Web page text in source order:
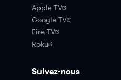
Apple TV
Google TV
Fire TV
Roku
Suivez-nous